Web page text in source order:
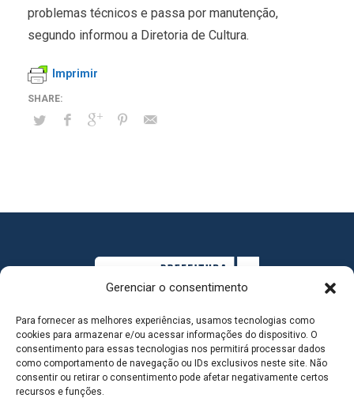
Gerenciar o consentimento
Para fornecer as melhores experiências, usamos tecnologias como
cookies para armazenar e/ou acessar informações do dispositivo. O
consentimento para essas tecnologias nos permitirá processar dados
como comportamento de navegação ou IDs exclusivos neste site. Não
consentir ou retirar o consentimento pode afetar negativamente certos
recursos e funções.
problemas técnicos e passa por manutenção,
segundo informou a Diretoria de Cultura.
Imprimir
MAPA DO SITE